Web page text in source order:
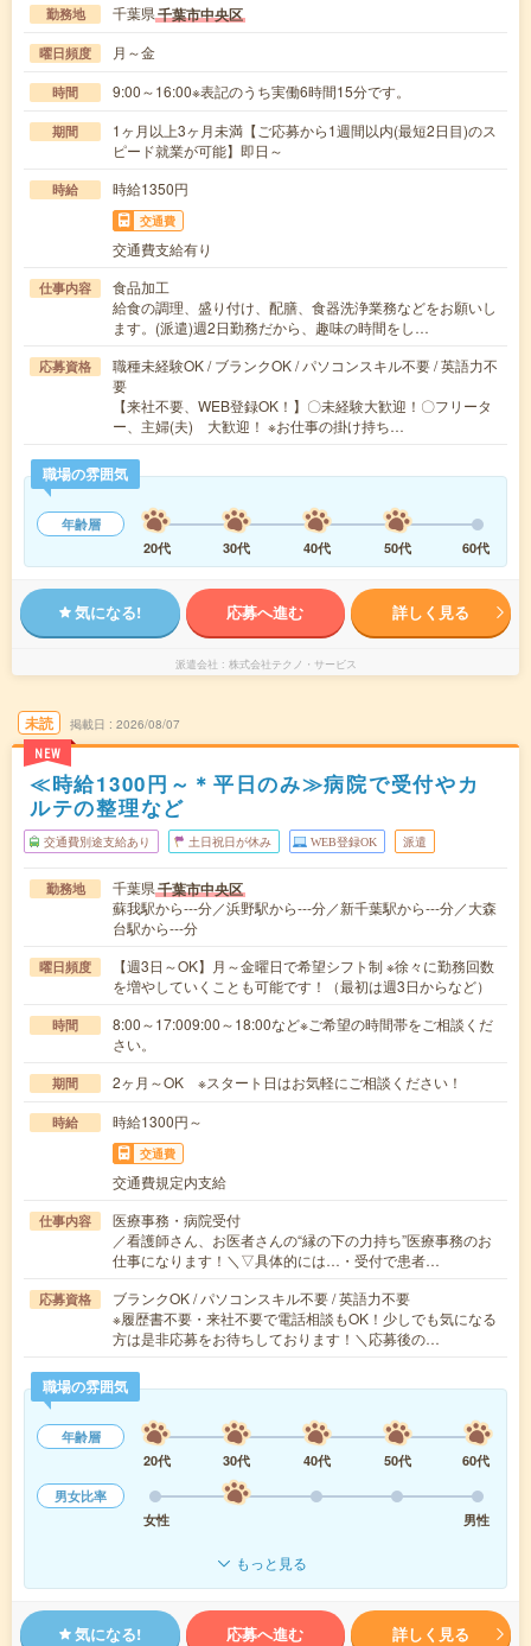
勤務地 千葉県千葉市中央区
曜日頻度 月～金
時間 9:00～16:00※表記のうち実働6時間15分です。
期間
1ヶ月以上3ヶ月未満【ご応募から1週間以内(最短2日目)のス
ピード就業が可能】即日～
時給 時給1350円
交通費
交通費支給有り
仕事内容
食品加工
給食の調理、盛り付け、配膳、食器洗浄業務などをお願いし
ます。(派遣)週2日勤務だから、趣味の時間をし…
応募資格
職種未経験OK / ブランクOK / パソコンスキル不要 / 英語力不
要
【来社不要、WEB登録OK！】〇未経験大歓迎！〇フリータ
ー、主婦(夫) 大歓迎！ ※お仕事の掛け持ち…
職場の雰囲気
年齢層
20代
30代 40代 50代 60代
気になる! 応募へ進む 詳しく見る
派遣会社 株式会社テクノ・サービス
未読
NEW
掲載日 2026/08/07
≪時給1300円～＊平日のみ≫病院で受付やカ
ルテの整理など
交通費別途支給あり 土日祝日が休み WEB登録OK 派遣
勤務地 千葉県千葉市中央区
蘇我駅から---分／浜野駅から---分／新千葉駅から---分／大森
台駅から---分
曜日頻度
【週3日～OK】月～金曜日で希望シフト制 ※徐々に勤務回数
を増やしていくことも可能です！（最初は週3日からなど）
時間
8:00～17:009:00～18:00など※ご希望の時間帯をご相談くだ
さい。
期間 2ヶ月～OK ※スタート日はお気軽にご相談ください！
時給 時給1300円～
交通費
交通費規定内支給
仕事内容
医療事務・病院受付
／看護師さん、お医者さんの“縁の下の力持ち”医療事務のお
仕事になります！＼▽具体的には…・受付で患者…
応募資格
ブランクOK / パソコンスキル不要 / 英語力不要
※履歴書不要・来社不要で電話相談もOK！少しでも気になる
方は是非応募をお待ちしております！＼応募後の…
職場の雰囲気
年齢層
20代
30代 40代 50代
60代
男女比率
女性
男性
もっと見る
気になる! 応募へ進む 詳しく見る